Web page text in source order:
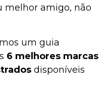
melhor amigo, não
um guia
6 melhores marcas
disponíveis